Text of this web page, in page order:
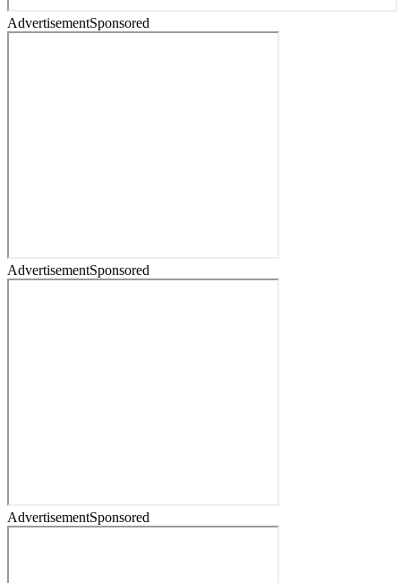
AdvertisementSponsored
AdvertisementSponsored
AdvertisementSponsored